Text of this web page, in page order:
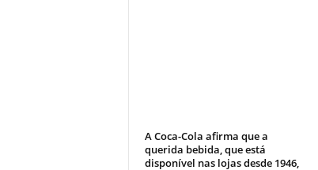
A Coca-Cola afirma que a
querida bebida, que está
disponível nas lojas desde 1946,